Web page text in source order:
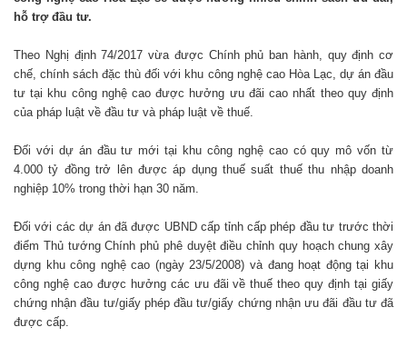
hỗ trợ đầu tư.
Theo Nghị định 74/2017 vừa được Chính phủ ban hành, quy định cơ
chế, chính sách đặc thù đối với khu công nghệ cao Hòa Lạc, dự án đầu
tư tại khu công nghệ cao được hưởng ưu đãi cao nhất theo quy định
của pháp luật về đầu tư và pháp luật về thuế.
Đối với dự án đầu tư mới tại khu công nghệ cao có quy mô vốn từ
4.000 tỷ đồng trở lên được áp dụng thuế suất thuế thu nhập doanh
nghiệp 10% trong thời hạn 30 năm.
Đối với các dự án đã được UBND cấp tỉnh cấp phép đầu tư trước thời
điểm Thủ tướng Chính phủ phê duyệt điều chỉnh quy hoạch chung xây
dựng khu công nghệ cao (ngày 23/5/2008) và đang hoạt động tại khu
công nghệ cao được hưởng các ưu đãi về thuế theo quy định tại giấy
chứng nhận đầu tư/giấy phép đầu tư/giấy chứng nhận ưu đãi đầu tư đã
được cấp.